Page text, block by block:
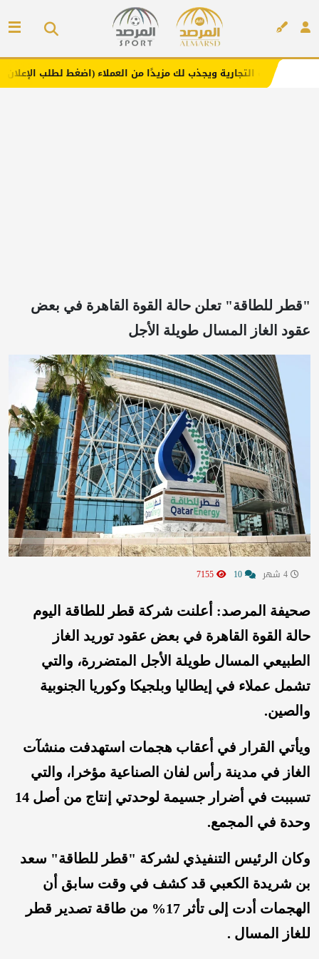
مفارش ويجذب لك مزيدًا من العملاء (اضغط لطلب الإعلان)
"قطر للطاقة" تعلن حالة القوة القاهرة في بعض
عقود الغاز المسال طويلة الأجل
صحيفة المرصد: أعلنت شركة قطر للطاقة اليوم
حالة القوة القاهرة في بعض عقود توريد الغاز
الطبيعي المسال ‌طويلة ⁠الأجل المتضررة، والتي
تشمل ⁠عملاء في إيطاليا وبلجيكا ⁠وكوريا ⁠الجنوبية
والصين.
ويأتي القرار في أعقاب هجمات استهدفت منشآت
الغاز في مدينة رأس لفان الصناعية مؤخرا، والتي
تسببت في أضرار جسيمة لوحدتي إنتاج من أصل 14
وحدة في المجمع.
وكان الرئيس التنفيذي لشركة "قطر للطاقة" سعد
بن شريدة الكعبي قد كشف في وقت سابق أن
الهجمات أدت إلى تأثر 17% من طاقة تصدير قطر
للغاز المسال .